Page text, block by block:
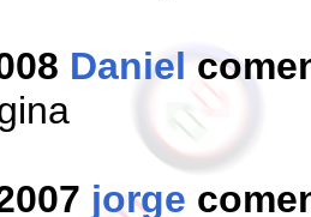
Daniel
jorge